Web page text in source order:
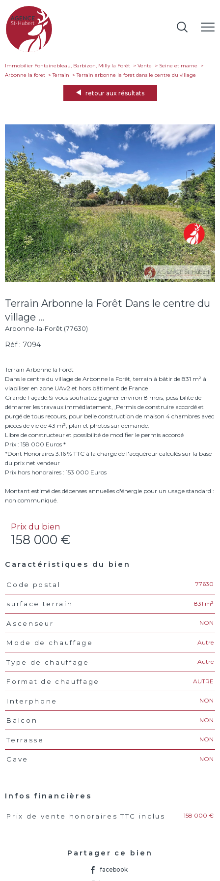
Immobilier Fontainebleau, Barbizon, Milly la Forêt Vente
Seine et marne
Arbonne la foret
Terrain terrain arbonne la foret dans le centre du village
retour aux résultats
Terrain Arbonne la Forêt Dans le centre du
village ...
Arbonne-la-Forêt (77630)
Réf : 7094
Terrain Arbonne la Forêt
Dans le centre du village de Arbonne la Forêt, terrain à bâtir de 831 m² à
viabiliser en zone UAv2 et hors bâtiment de France
Grande Façade.Si vous souhaitez gagner environ 8 mois, possibilite de
démarrer les travaux immédiatement, ,Permis de construire accordé et
purgé de tous recours, pour belle construction de maison 4 chambres avec
pieces de vie de 43 m², plan et photos sur demande.
Libre de constructeur et possibilité de modifier le permis accordé
Prix : 158 000 Euros *
*Dont Honoraires 3.16 % TTC à la charge de l'acquéreur calculés sur la base
du prix net vendeur
Prix hors honoraires : 153 000 Euros
Montant estimé des dépenses annuelles d'énergie pour un usage standard :
Prix du bien
158 000 €
Caractéristiques du bien
Caractéristiques Valeurs
Code postal 77630
surface terrain 831 m²
Ascenseur NON
Mode de chauffage Autre
Type de chauffage Autre
Format de chauffage AUTRE
Interphone NON
Balcon NON
Terrasse NON
Cave NON
Infos financières
Caractéristiques Valeurs
Prix de vente honoraires TTC inclus 158 000 €
Partager ce bien
facebook